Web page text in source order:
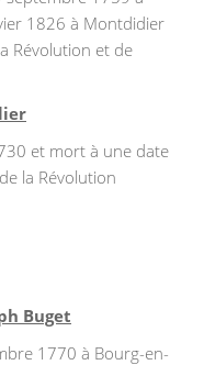
1826 à Montdidier
Révolution et de
et mort à une date
la Révolution
Buget
1770 à Bourg-en-